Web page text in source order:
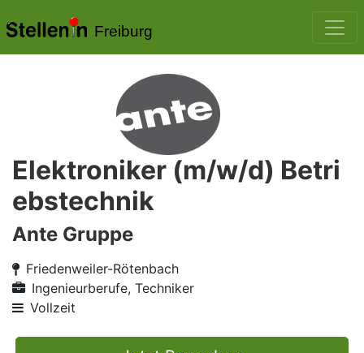
Freiburg
Elektroniker (m/w/d) Betri
ebstechnik
Ante Gruppe
Friedenweiler-Rötenbach
Ingenieurberufe, Techniker
Vollzeit